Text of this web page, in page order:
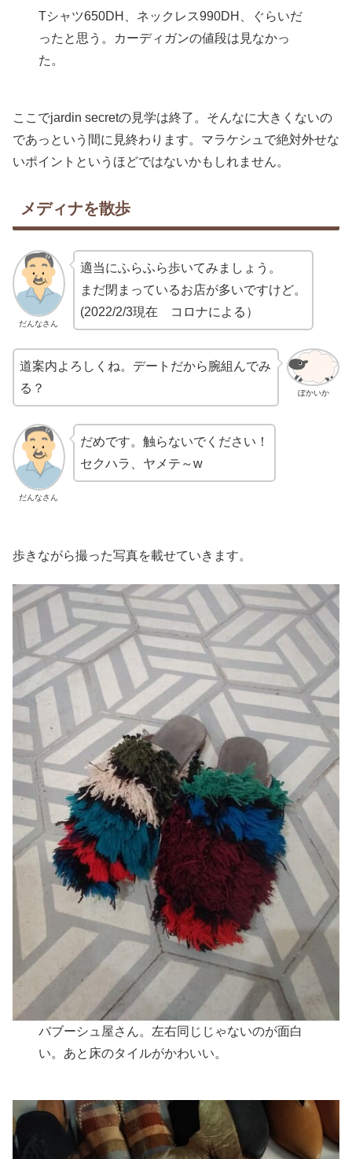
Tシャツ650DH、ネックレス990DH、ぐらいだ
ったと思う。カーディガンの値段は見なかっ
た。
ここでjardin secretの見学は終了。そんなに大きくないの
であっという間に見終わります。マラケシュで絶対外せな
いポイントというほどではないかもしれません。
メディナを散歩
だんなさん
適当にふらふら歩いてみましょう。
まだ閉まっているお店が多いですけど。
(2022/2/3現在 コロナによる）
ぼかいか
道案内よろしくね。デートだから腕組んでみ
る？
だんなさん
だめです。触らないでください！
セクハラ、ヤメテ～w
歩きながら撮った写真を載せていきます。
バブーシュ屋さん。左右同じじゃないのが面白
い。あと床のタイルがかわいい。